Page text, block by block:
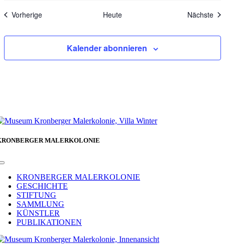
VorherigeVeranstaltungen Heute Nächste
Kalender abonnieren
MALERKOLONIE
Toggle
NavigationKRONBERGER MALERKOLONIE
GESCHICHTE
STIFTUNG
SAMMLUNG
KÜNSTLER
PUBLIKATIONEN